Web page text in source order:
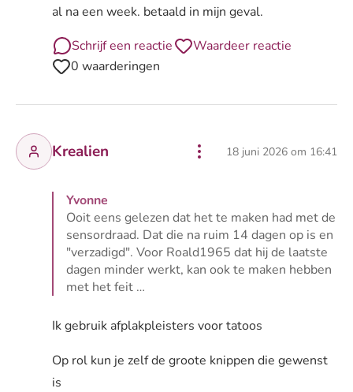
al na een week. betaald in mijn geval.
Schrijf een reactie
Waardeer reactie
0 waarderingen
Krealien 18 juni 2026 om 16:41
Yvonne
Ooit eens gelezen dat het te maken had met de
sensordraad. Dat die na ruim 14 dagen op is en
"verzadigd". Voor Roald1965 dat hij de laatste
dagen minder werkt, kan ook te maken hebben
met het feit …
Ik gebruik afplakpleisters voor tatoos
Op rol kun je zelf de groote knippen die gewenst
is